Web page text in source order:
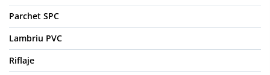
Parchet SPC
Lambriu PVC
Riflaje